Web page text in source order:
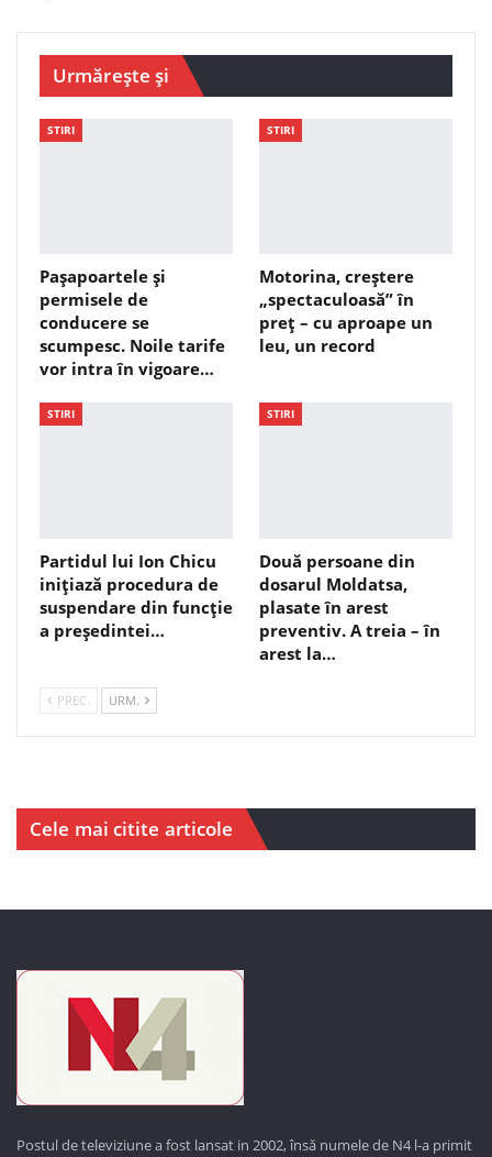
Urmărește și
STIRI
Pașapoartele și
permisele de
conducere se
scumpesc. Noile tarife
vor intra în vigoare…
STIRI
Motorina, creștere
„spectaculoasă” în
preț – cu aproape un
leu, un record
STIRI
Partidul lui Ion Chicu
inițiază procedura de
suspendare din funcție
a președintei…
STIRI
Două persoane din
dosarul Moldatsa,
plasate în arest
preventiv. A treia – în
arest la…
PREC. URM.
Cele mai citite articole
Postul de televiziune a fost lansat in 2002, însă numele de N4 l-a primit